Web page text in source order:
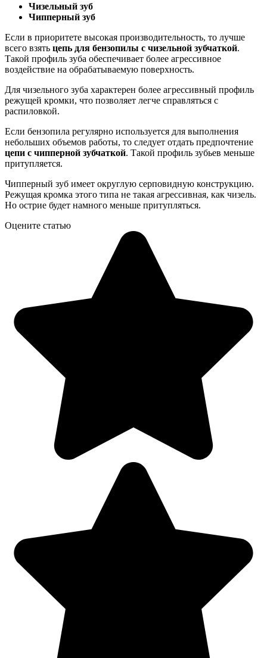
Чизельный зуб
Чипперный зуб
Если в приоритете высокая производительность, то лучше
всего взять цепь для бензопилы с чизельной зубчаткой.
Такой профиль зуба обеспечивает более агрессивное
воздействие на обрабатываемую поверхность.
Для чизельного зуба характерен более агрессивный профиль
режущей кромки, что позволяет легче справляться с
распиловкой.
Если бензопила регулярно используется для выполнения
небольших объемов работы, то следует отдать предпочтение
цепи с чипперной зубчаткой. Такой профиль зубьев меньше
притупляется.
Чипперный зуб имеет округлую серповидную конструкцию.
Режущая кромка этого типа не такая агрессивная, как чизель.
Но острие будет намного меньше притупляться.
Оцените статью